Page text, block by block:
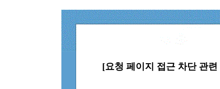
[요청 페이지 접근 차단 관